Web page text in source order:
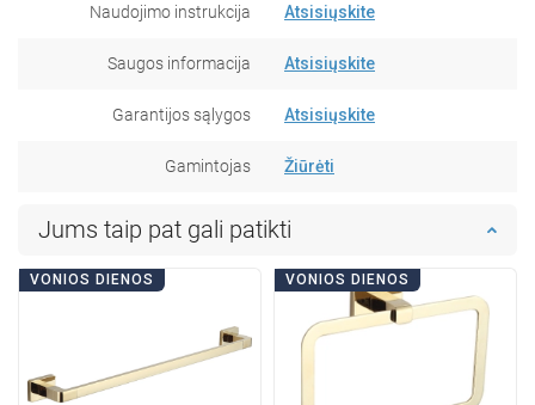
Naudojimo instrukcija Atsisiųskite
Saugos informacija Atsisiųskite
Garantijos sąlygos Atsisiųskite
Gamintojas Žiūrėti
Jums taip pat gali patikti
VONIOS DIENOS VONIOS DIENOS